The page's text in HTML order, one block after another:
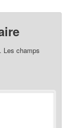
Les champs